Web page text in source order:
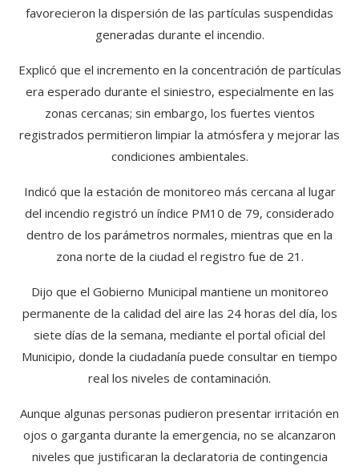
favorecieron la dispersión de las partículas suspendidas
generadas durante el incendio.
Explicó que el incremento en la concentración de partículas
era esperado durante el siniestro, especialmente en las
zonas cercanas; sin embargo, los fuertes vientos
registrados permitieron limpiar la atmósfera y mejorar las
condiciones ambientales.
Indicó que la estación de monitoreo más cercana al lugar
del incendio registró un índice PM10 de 79, considerado
dentro de los parámetros normales, mientras que en la
zona norte de la ciudad el registro fue de 21.
Dijo que el Gobierno Municipal mantiene un monitoreo
permanente de la calidad del aire las 24 horas del día, los
siete días de la semana, mediante el portal oficial del
Municipio, donde la ciudadanía puede consultar en tiempo
real los niveles de contaminación.
Aunque algunas personas pudieron presentar irritación en
ojos o garganta durante la emergencia, no se alcanzaron
niveles que justificaran la declaratoria de contingencia